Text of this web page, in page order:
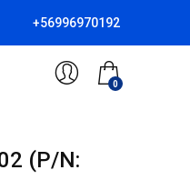
+56996970192
0
(P/N: